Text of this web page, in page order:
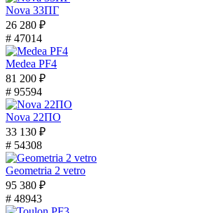
Nova 33ПГ
26 280 ₽
# 47014
Medea PF4
81 200 ₽
# 95594
Nova 22ПО
33 130 ₽
# 54308
Geometria 2 vetro
95 380 ₽
# 48943